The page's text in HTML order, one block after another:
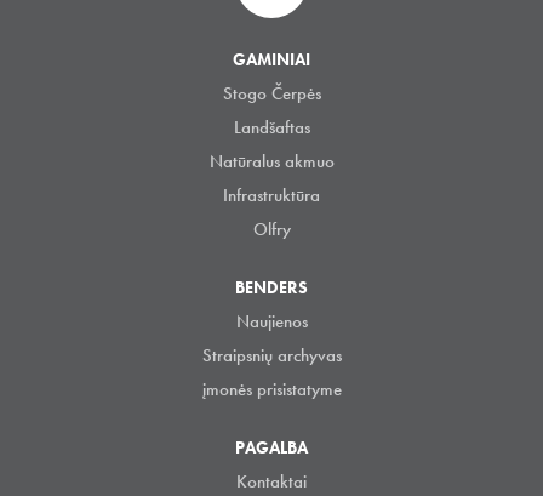
GAMINIAI
Stogo Čerpės
Landšaftas
Natūralus akmuo
Infrastruktūra
Olfry
BENDERS
Naujienos
Straipsnių archyvas
įmonės prisistatyme
PAGALBA
Kontaktai